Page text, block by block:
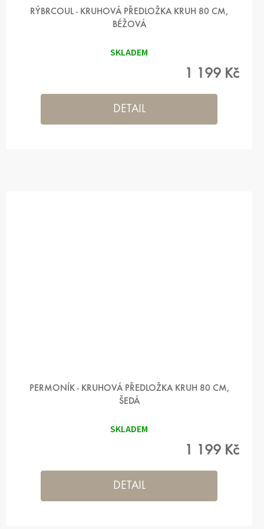
RÝBRCOUL - KRUHOVÁ PŘEDLOŽKA KRUH 80 CM,
BÉŽOVÁ
SKLADEM
1 199 Kč
DETAIL
PERMONÍK - KRUHOVÁ PŘEDLOŽKA KRUH 80 CM,
ŠEDÁ
SKLADEM
1 199 Kč
DETAIL